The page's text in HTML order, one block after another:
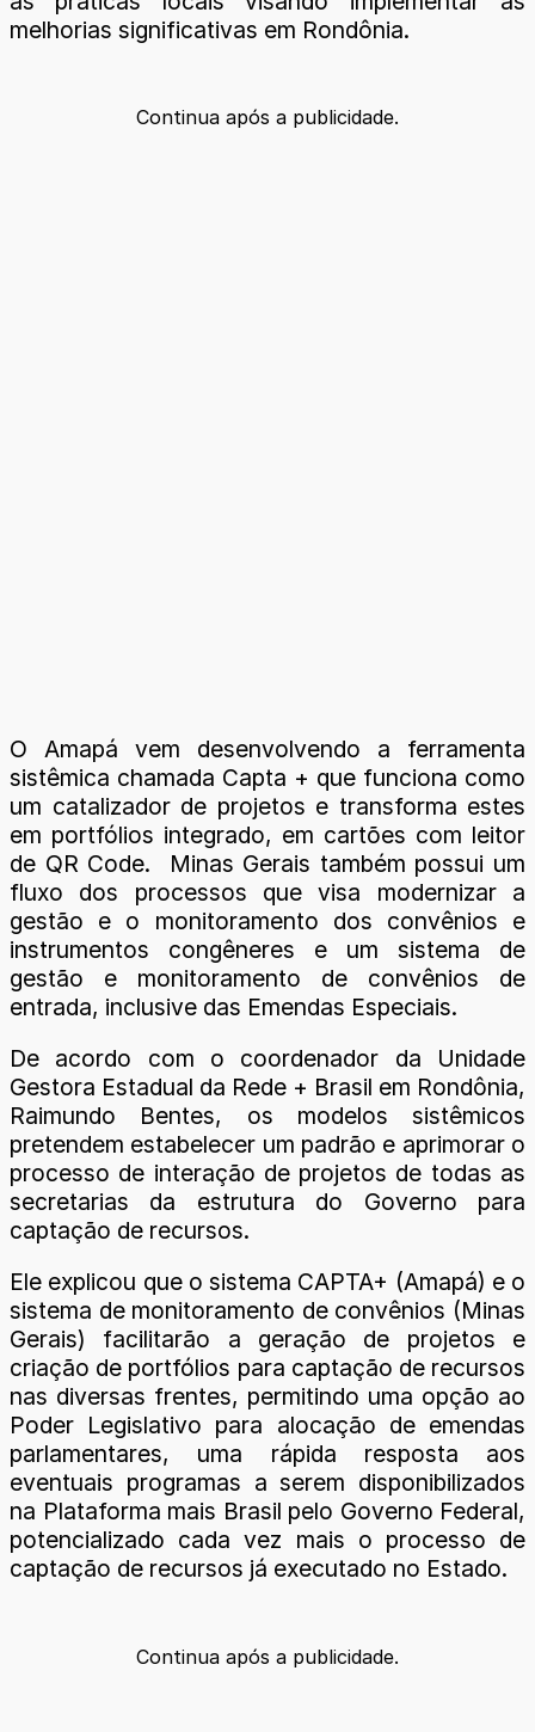
melhorias significativas em Rondônia.
Continua após a publicidade.
O Amapá vem desenvolvendo a ferramenta
sistêmica chamada Capta + que funciona como
um catalizador de projetos e transforma estes
em portfólios integrado, em cartões com leitor
de QR Code. Minas Gerais também possui um
fluxo dos processos que visa modernizar a
gestão e o monitoramento dos convênios e
instrumentos congêneres e um sistema de
gestão e monitoramento de convênios de
entrada, inclusive das Emendas Especiais.
De acordo com o coordenador da Unidade
Gestora Estadual da Rede + Brasil em Rondônia,
Raimundo Bentes, os modelos sistêmicos
pretendem estabelecer um padrão e aprimorar o
processo de interação de projetos de todas as
secretarias da estrutura do Governo para
captação de recursos.
Ele explicou que o sistema CAPTA+ (Amapá) e o
sistema de monitoramento de convênios (Minas
Gerais) facilitarão a geração de projetos e
criação de portfólios para captação de recursos
nas diversas frentes, permitindo uma opção ao
Poder Legislativo para alocação de emendas
parlamentares, uma rápida resposta aos
eventuais programas a serem disponibilizados
na Plataforma mais Brasil pelo Governo Federal,
potencializado cada vez mais o processo de
captação de recursos já executado no Estado.
Continua após a publicidade.